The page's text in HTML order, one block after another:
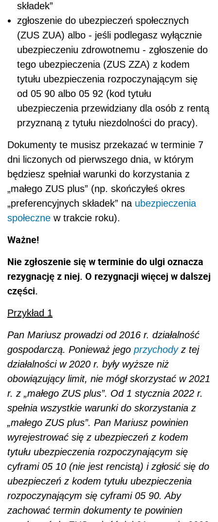
składek”
zgłoszenie do ubezpieczeń społecznych
(ZUS ZUA) albo - jeśli podlegasz wyłącznie
ubezpieczeniu zdrowotnemu - zgłoszenie do
tego ubezpieczenia (ZUS ZZA) z kodem
tytułu ubezpieczenia rozpoczynającym się
od 05 90 albo 05 92 (kod tytułu
ubezpieczenia przewidziany dla osób z rentą
przyznaną z tytułu niezdolności do pracy).
Dokumenty te musisz przekazać w terminie 7
dni liczonych od pierwszego dnia, w którym
będziesz spełniał warunki do korzystania z
„małego ZUS plus” (np. skończyłeś okres
„preferencyjnych składek” na ubezpieczenia
społeczne w trakcie roku).
Ważne!
Nie zgłoszenie się w terminie do ulgi oznacza
rezygnację z niej. O rezygnacji więcej w dalszej
części.
Przykład 1
Pan Mariusz prowadzi od 2016 r. działalność
gospodarczą. Ponieważ jego przychodyz tej
działalności w 2020 r. były wyższe niż
obowiązujący limit, nie mógł skorzystać w 2021
r. z „małego ZUS plus”. Od 1 stycznia 2022 r.
spełnia wszystkie warunki do skorzystania z
„małego ZUS plus”. Pan Mariusz powinien
wyrejestrować się z ubezpieczeń z kodem
tytułu ubezpieczenia rozpoczynającym się
cyframi 05 10 (nie jest rencistą) i zgłosić się do
ubezpieczeń z kodem tytułu ubezpieczenia
rozpoczynającym się cyframi 05 90. Aby
zachować termin dokumenty te powinien